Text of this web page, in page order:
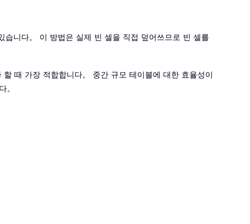
니다。 이 방법은 실제 빈 셀을 직접 덮어쓰므로 빈 셀를
때 가장 적합합니다。 중간 규모 테이블에 대한 효율성이
。